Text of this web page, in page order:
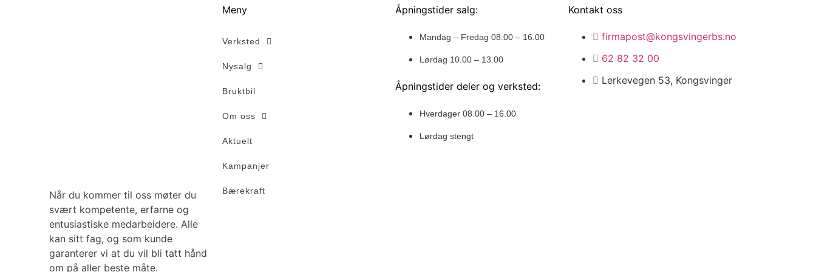
Når du kommer til oss møter du
svært kompetente, erfarne og
entusiastiske medarbeidere. Alle
kan sitt fag, og som kunde
garanterer vi at du vil bli tatt hånd
om på aller beste måte.
Meny
Verksted
Nysalg
Bruktbil
Om oss
Aktuelt
Kampanjer
Bærekraft
Åpningstider salg:
Mandag – Fredag 08.00 – 16.00
Lørdag 10.00 – 13.00
Åpningstider deler og verksted:
Hverdager 08.00 – 16.00
Lørdag stengt
Kontakt oss
firmapost@kongsvingerbs.no
62 82 32 00
Lerkevegen 53, Kongsvinger